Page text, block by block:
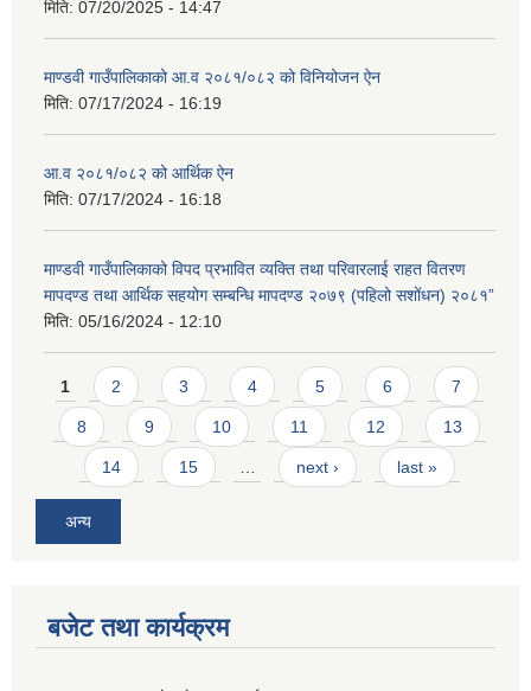
मिति: 07/20/2025 - 14:47
माण्डवी गाउँपालिकाको आ.व २०८१/०८२ को विनियोजन ऐन
मिति: 07/17/2024 - 16:19
आ.व २०८१/०८२ को आर्थिक ऐन
मिति: 07/17/2024 - 16:18
माण्डवी गाउँपालिकाको विपद प्रभावित व्यक्ति तथा परिवारलाई राहत वितरण
मापदण्ड तथा आर्थिक सहयोग सम्बन्धि मापदण्ड २०७९ (पहिलो सशोंधन) २०८१”
मिति: 05/16/2024 - 12:10
Pages
1 2 3 4 5 6 7
8 9 10 11 12 13
14 15 next › last »
अन्य
बजेट तथा कार्यक्रम